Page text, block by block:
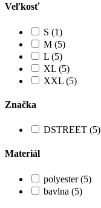
Veľkosť
S (1)
M (5)
L (5)
XL (5)
XXL (5)
Značka
DSTREET (5)
Materiál
polyester (5)
bavlna (5)